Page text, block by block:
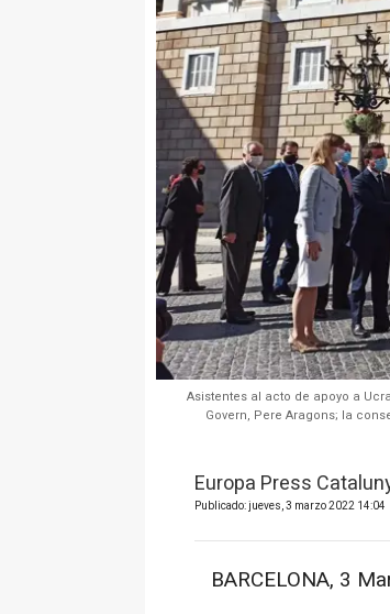
Asistentes al acto de apoyo a
Govern, Pere Aragons; la
Europa Press
Publicado: jueves, 3 marzo 2022 14:04
BARCELONA, 3